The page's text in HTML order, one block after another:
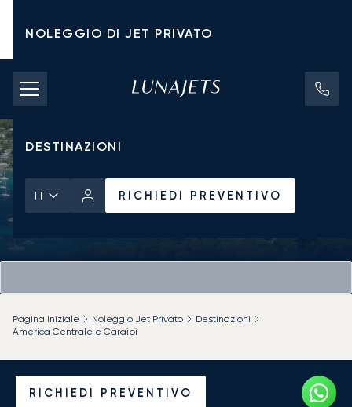
NOLEGGIO DI JET PRIVATO
TARIFFE DI NOLEGGIO
JET PRIVATI
DESTINAZIONI
IT RICHIEDI PREVENTIVO
RICHIEDI PREVENTIVO
Pagina Iniziale Noleggio Jet Privato
Destinazioni
America Centrale e Caraibi
Noleggia un Jet Privato da